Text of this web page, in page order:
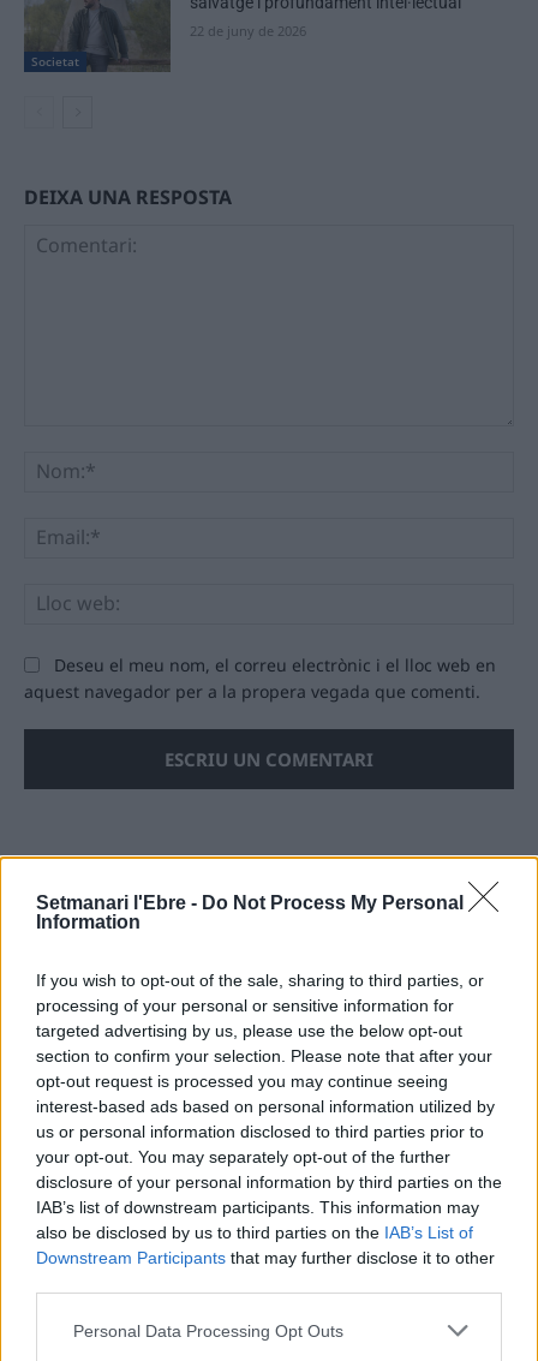
Setmanari l'Ebre - Do Not Process My Personal
Information
If you wish to opt-out of the sale, sharing to third parties, or
processing of your personal or sensitive information for
targeted advertising by us, please use the below opt-out
section to confirm your selection. Please note that after your
opt-out request is processed you may continue seeing
interest-based ads based on personal information utilized by
us or personal information disclosed to third parties prior to
your opt-out. You may separately opt-out of the further
disclosure of your personal information by third parties on the
IAB’s list of downstream participants. This information may
also be disclosed by us to third parties on the IAB’s List of
Downstream Participants that may further disclose it to other
Personal Data Processing Opt Outs
Societat
22 de juny de 2026
DEIXA UNA RESPOSTA
Deseu el meu nom, el correu electrònic i el lloc web en
aquest navegador per a la propera vegada que comenti.
dels terrenys de Renfe per les altes
temperatures
7 d'agost de 2026
Amposta recupera les Cases del Castell
i culmina un projecte estratègic que
vincula patrimoni, turisme i
gastronomia
6 d'agost de 2026
Els vestits de paper guanyen força
enguany amb més modistes i gairebé